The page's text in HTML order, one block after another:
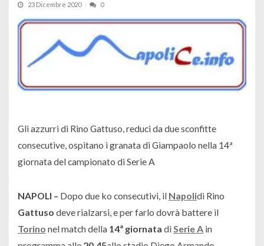
23 Dicembre 2020 0
Gli azzurri di Rino Gattuso, reduci da due sconfitte
consecutive, ospitano i granata di Giampaolo nella 14ª
giornata del campionato di Serie A
NAPOLI – Dopo due ko consecutivi, il Napolidi Rino
Gattuso deve rialzarsi, e per farlo dovrà battere il
Torino nel match della 14ª giornata di Serie A in